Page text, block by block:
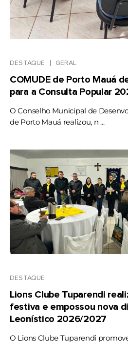
DESTAQUE GERAL
COMUDE de Porto Mauá
para a Consulta Popular
O Conselho Municipal de
de Porto Mauá realizou, n ...
DESTAQUE
Lions Clube Tuparendi
festiva e empossou nova
Leonístico 2026/2027
O Lions Clube Tuparendi